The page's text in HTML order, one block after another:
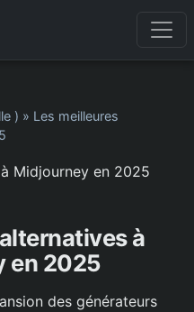
) » Les meilleures
à
en 2025
des générateurs